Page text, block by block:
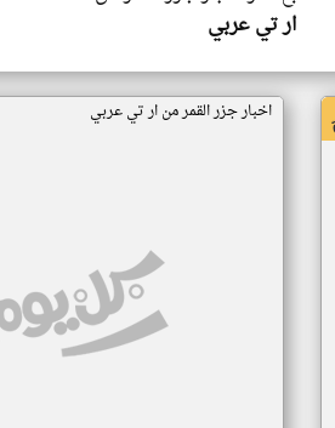
ار تي عربي
اخبار جزر القمر من ار تي عربي